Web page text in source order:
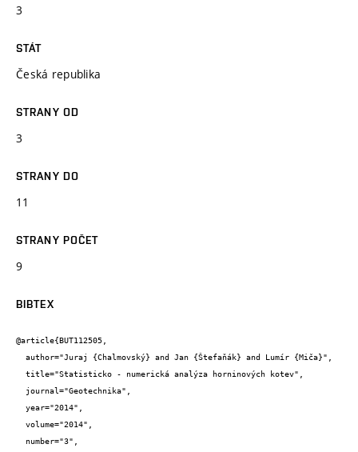
3
STÁT
Česká republika
STRANY OD
3
STRANY DO
11
STRANY POČET
9
BIBTEX
@article{BUT112505,